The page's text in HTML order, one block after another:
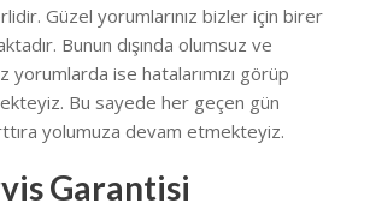
Güzel yorumlarınız bizler için birer
Bunun dışında olumsuz ve
yorumlarda ise hatalarımızı görüp
Bu sayede her geçen gün
yolumuza devam etmekteyiz.
Garantisi